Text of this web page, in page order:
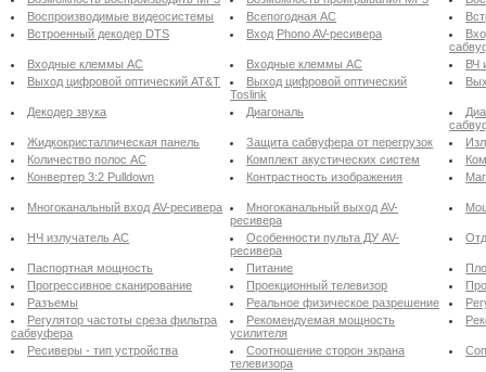
Воспроизводимые видеосистемы
Всепогодная АС
Встроенный декодер DTS
Вход Phono AV-ресивера
Входные клеммы АС
Входные клеммы АС
ВЧ
Выход цифровой оптический AT&T
Выход цифровой оптический
Toslink
Декодер звука Диагональ
Жидкокристаллическая панель
Защита сабвуфера от перегрузок
Количество полос АС
Комплект акустических систем
Конвертер 3:2 Pulldown
Контрастность изображения
Многоканальный вход AV-ресивера
Многоканальный выход AV-
ресивера
НЧ излучатель АС
Особенности пульта ДУ AV-
ресивера
Паспортная мощность Питание
Прогрессивное сканирование
Проекционный телевизор
Разъемы
Реальное физическое разрешение
Регулятор частоты среза фильтра
сабвуфера
Рекомендуемая мощность
усилителя
Ресиверы - тип устройства
Соотношение сторон экрана
телевизора